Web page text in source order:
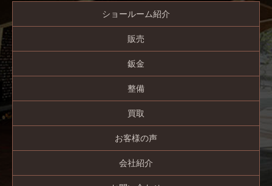
ショールーム紹介
販売
鈑金
整備
買取
お客様の声
会社紹介